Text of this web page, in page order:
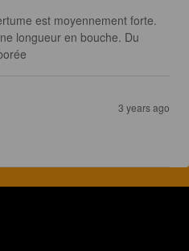
est moyennement forte.
longueur en bouche. Du
3 years ago